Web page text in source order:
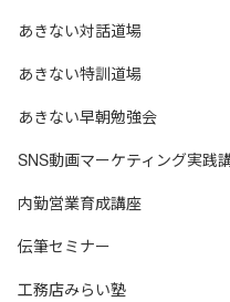
あきない対話道場
あきない特訓道場
あきない早朝勉強会
SNS動画マーケティング実践
内勤営業育成講座
伝筆セミナー
工務店みらい塾